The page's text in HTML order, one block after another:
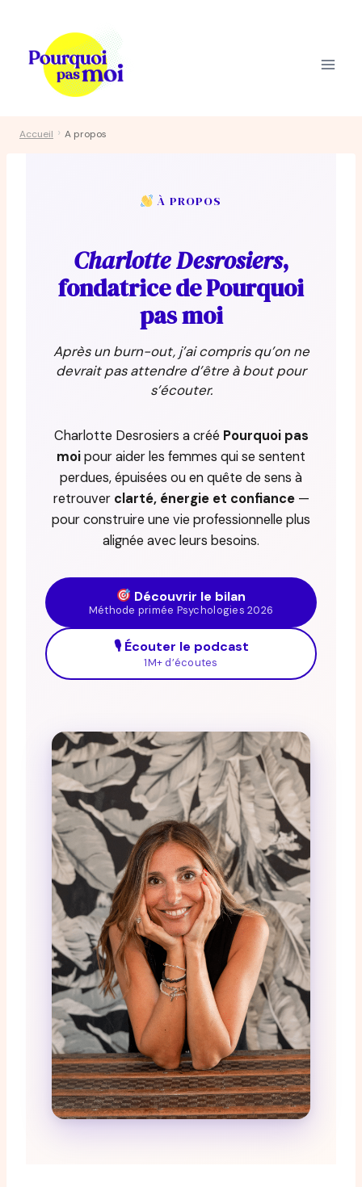
contenu
Accueil › A propos
À PROPOS
Charlotte Desrosiers,
fondatrice de Pourquoi
pas moi
Après un burn-out, j’ai compris qu’on ne
devrait pas attendre d’être à bout pour
s’écouter.
Charlotte Desrosiers a créé Pourquoi pas
moipour aider les femmes qui se sentent
perdues, épuisées ou en quête de sens à
retrouver clarté, énergie et confiance—
pour construire une vie professionnelle plus
alignée avec leurs besoins.
Découvrir le bilan
Méthode primée Psychologies 2026
🎙 Écouter le podcast
1M+ d’écoutes